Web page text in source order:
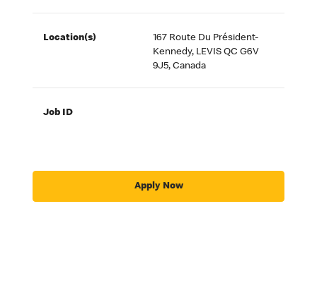
Location(s)
167 Route Du Président-
Kennedy, LEVIS QC G6V
9J5, Canada
Job ID
Apply Now